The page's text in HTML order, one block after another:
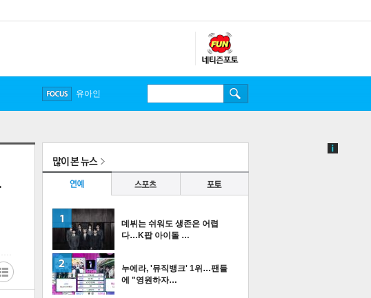
송중기
데뷔는 쉬워도 생존은 어렵
다…K팝 아이돌 …
누에라, '뮤직뱅크' 1위…팬들
에 "영원하자…